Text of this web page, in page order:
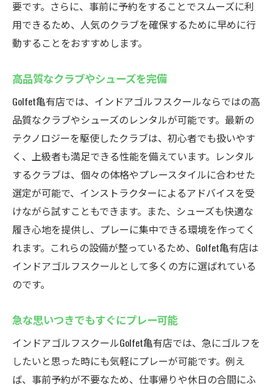
要です。さらに、事前に予約をすることでスムーズに利
用できるため、人気のクラブを確保するために早めに行
動することをおすすめします。
高品質なクラブやシューズを完備
Golfet亀有店では、インドアゴルフスクールならではの高
品質なクラブやシューズのレンタルが可能です。最新の
テクノロジーを駆使したクラブは、初心者でも扱いやす
く、上級者も満足できる性能を備えています。レンタル
するクラブは、個々の体格やプレースタイルに合わせた
選定が可能で、インストラクターによるアドバイスを受
けながら試すこともできます。また、シューズも快適な
履き心地を提供し、プレーに集中できる環境を作ってく
れます。これらの設備が整っているため、Golfet亀有店は
インドアゴルフスクールとして多くの方に選ばれている
のです。
急な思いつきでもすぐにプレー可能
インドアゴルフスクールGolfet亀有店では、急にゴルフを
したいと思った時にも気軽にプレーが可能です。例え
ば、事前予約が不要なため、仕事帰りや休日の合間にふ